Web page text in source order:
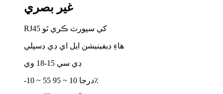
غير بصري
RJ45 کي سپورٽ ڪري ٿو
هاءِ ڊيفينيشن ايل اي ڊي ڊسپلي
ڊي سي 15-18 وي
-10 ~ 55 درجا 10 ~ 95٪